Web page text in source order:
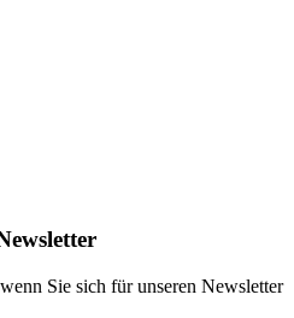
Sie sich für unseren Newsletter